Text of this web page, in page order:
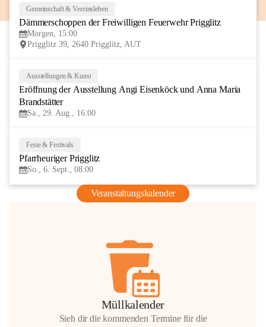
Gemeinschaft & Vereinsleben
Dämmerschoppen der Freiwilligen Feuerwehr Prigglitz
Morgen, 15:00
Prigglitz 39, 2640 Prigglitz, AUT
AUG
Ausstellungen & Kunst
Eröffnung der Ausstellung Angi Eisenköck und Anna Maria
Brandstätter
Sa., 29. Aug., 16:00
Feste & Festivals
Pfarrheuriger Prigglitz
So., 6. Sept., 08:00
Veranstaltungskalender
Müllkalender
Sieh dir die kommenden Termine für die